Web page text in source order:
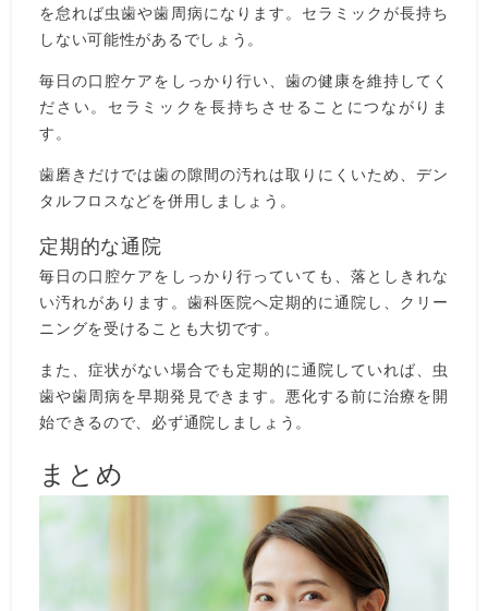
を怠れば虫歯や歯周病になります。セラミックが長持ち
しない可能性があるでしょう。
毎日の口腔ケアをしっかり行い、歯の健康を維持してく
ださい。セラミックを長持ちさせることにつながりま
す。
歯磨きだけでは歯の隙間の汚れは取りにくいため、デン
タルフロスなどを併用しましょう。
定期的な通院
毎日の口腔ケアをしっかり行っていても、落としきれな
い汚れがあります。歯科医院へ定期的に通院し、クリー
ニングを受けることも大切です。
また、症状がない場合でも定期的に通院していれば、虫
歯や歯周病を早期発見できます。悪化する前に治療を開
始できるので、必ず通院しましょう。
まとめ